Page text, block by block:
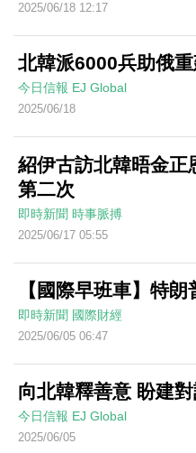
2025/06/18 12:17
北韓派6000兵助俄
今日信報 EJ Global
2025/06/18
紹伊古訪北韓晤金正
第二次
即時新聞 時事脈搏
2025/06/17 05:55
【國際早班車】特
即時新聞 國際財經
2025/06/05 06:47
向北韓釋善意 盼建
今日信報 EJ Global
2025/06/05